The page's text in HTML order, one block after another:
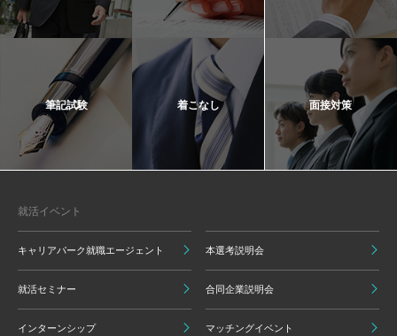
筆記試験 着こなし 面接対策
就活イベント
キャリアパーク就職エージェント 本選考説明会
就活セミナー 合同企業説明会
インターンシップ マッチングイベント